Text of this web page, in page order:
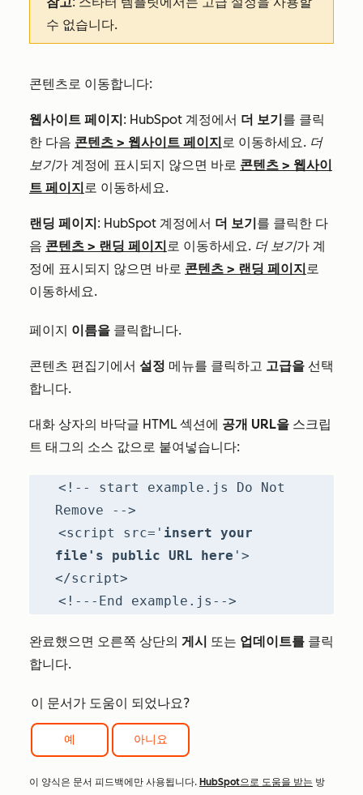
수 없습니다.
콘텐츠로 이동합니다:
웹사이트 페이지 : HubSpot 계정에서 더 보기 를 클릭
한 다음 콘텐츠 > 웹사이트 페이지 로 이동하세요. 더
보기가 계정에 표시되지 않으면 바로 콘텐츠 > 웹사이
트 페이지 로 이동하세요.
랜딩 페이지 : HubSpot 계정에서 더 보기 를 클릭한 다
음 콘텐츠 > 랜딩 페이지 로 이동하세요. 더 보기가 계
정에 표시되지 않으면 바로 콘텐츠 > 랜딩 페이지 로
이동하세요.
페이지 이름을 클릭합니다.
콘텐츠 편집기에서 설정 메뉴를 클릭하고 고급을 선택
합니다.
대화 상자의 바닥글 HTML 섹션에 공개 URL을 스크립
트 태그의 소스 값으로 붙여넣습니다:
<!-- start example.js Do Not
Remove -->
<script src=' insert your
file's public URL here '>
</script>
<!---End example.js-->
완료했으면 오른쪽 상단의 게시 또는 업데이트를 클릭
합니다.
이 문서가 도움이 되었나요?
예 아니요
이 양식은 문서 피드백에만 사용됩니다. HubSpot으로 도움을 받는 방